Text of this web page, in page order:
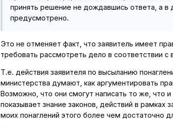
принять решение не дождавшись ответа, а в
предусмотрено.
Это не отменяет факт, что заявитель имеет
требовать рассмотреть дело в соответствии
Т.е. действия заявителя по высыланию
министерства думают, как аргументировать
Возможно, что они смогут написать то же, что
показывает знание законов, действий в рамках
моих понаглений этого более чем достаточно